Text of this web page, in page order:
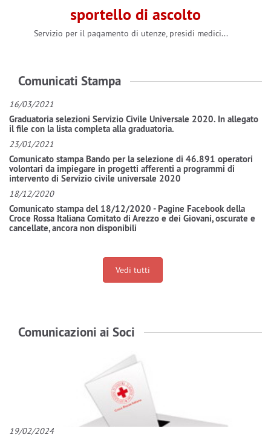
sportello di ascolto
Servizio per il pagamento di utenze, presidi medici...
Comunicati Stampa
16/03/2021
Graduatoria selezioni Servizio Civile Universale 2020. In allegato
il file con la lista completa alla graduatoria.
23/01/2021
Comunicato stampa Bando per la selezione di 46.891 operatori
volontari da impiegare in progetti afferenti a programmi di
intervento di Servizio civile universale 2020
18/12/2020
Comunicato stampa del 18/12/2020 - Pagine Facebook della
Croce Rossa Italiana Comitato di Arezzo e dei Giovani, oscurate e
cancellate, ancora non disponibili
Vedi tutti
Comunicazioni ai Soci
19/02/2024